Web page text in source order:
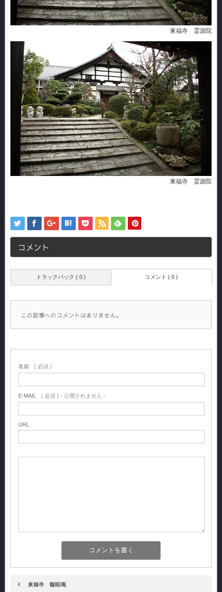
東福寺 霊源院
東福寺 霊源院
コメント
トラックバック ( 0 ) コメント ( 0 )
この記事へのコメントはありません。
名前 ( 必須 )
E-MAIL ( 必須 ) - 公開されません -
URL
東福寺 龍眠庵